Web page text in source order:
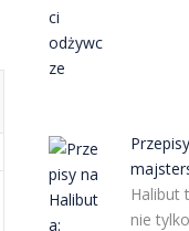
Halibut
nie